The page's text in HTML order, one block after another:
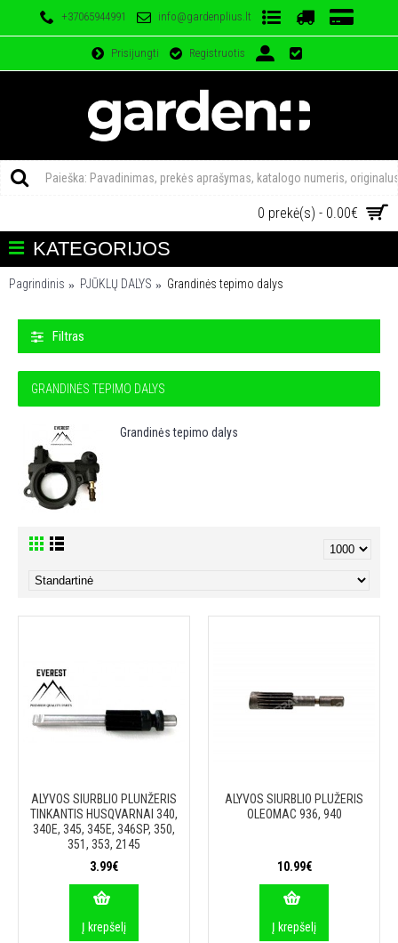
+37065944991 info@gardenplius.lt
Prisijungti Registruotis
0 prekė(s) - 0.00€
KATEGORIJOS
Pagrindinis PJŪKLŲ DALYS Grandinės tepimo dalys
Filtras
GRANDINĖS TEPIMO DALYS
Grandinės tepimo dalys
ALYVOS SIURBLIO PLUNŽERIS
TINKANTIS HUSQVARNAI 340,
340E, 345, 345E, 346SP, 350,
351, 353, 2145
3.99€
Į krepšelį
ALYVOS SIURBLIO PLUŽERIS
OLEOMAC 936, 940
10.99€
Į krepšelį